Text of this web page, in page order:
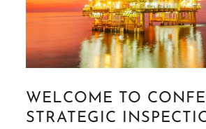
WELCOME TO
STRATEGIC